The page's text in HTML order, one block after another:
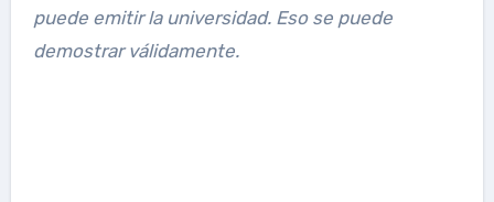
puede emitir la universidad. Eso se puede
demostrar válidamente.